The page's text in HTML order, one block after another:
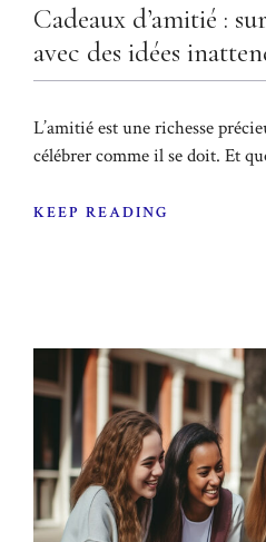
Cadeaux d’amitié :
avec des idées
L’amitié est une richesse
célébrer comme il se doit. Et
KEEP READING